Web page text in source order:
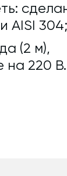
AISI 304;
(2 м),
на 220 В.